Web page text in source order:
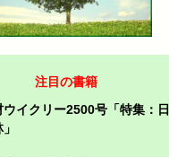
注目の書籍
ウイクリー2500号「特集：日